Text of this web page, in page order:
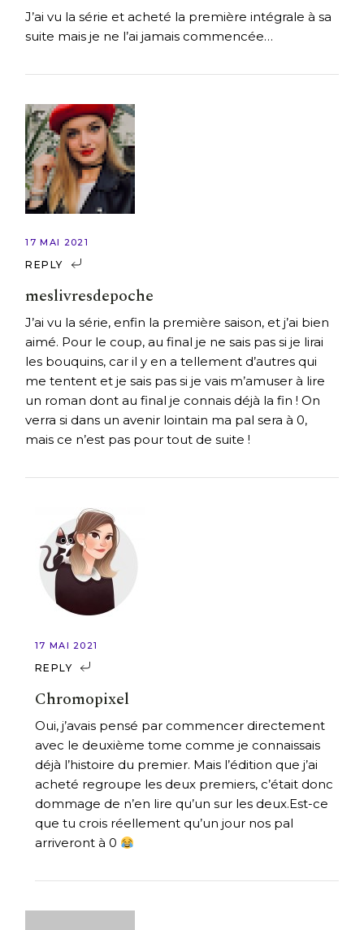
J’ai vu la série et acheté la première intégrale à sa
suite mais je ne l’ai jamais commencée…
17 MAI 2021
REPLY
meslivresdepoche
J’ai vu la série, enfin la première saison, et j’ai bien
aimé. Pour le coup, au final je ne sais pas si je lirai
les bouquins, car il y en a tellement d’autres qui
me tentent et je sais pas si je vais m’amuser à lire
un roman dont au final je connais déjà la fin ! On
verra si dans un avenir lointain ma pal sera à 0,
mais ce n’est pas pour tout de suite !
17 MAI 2021
REPLY
Chromopixel
Oui, j’avais pensé par commencer directement
avec le deuxième tome comme je connaissais
déjà l’histoire du premier. Mais l’édition que j’ai
acheté regroupe les deux premiers, c’était donc
dommage de n’en lire qu’un sur les deux.Est-ce
que tu crois réellement qu’un jour nos pal
arriveront à 0